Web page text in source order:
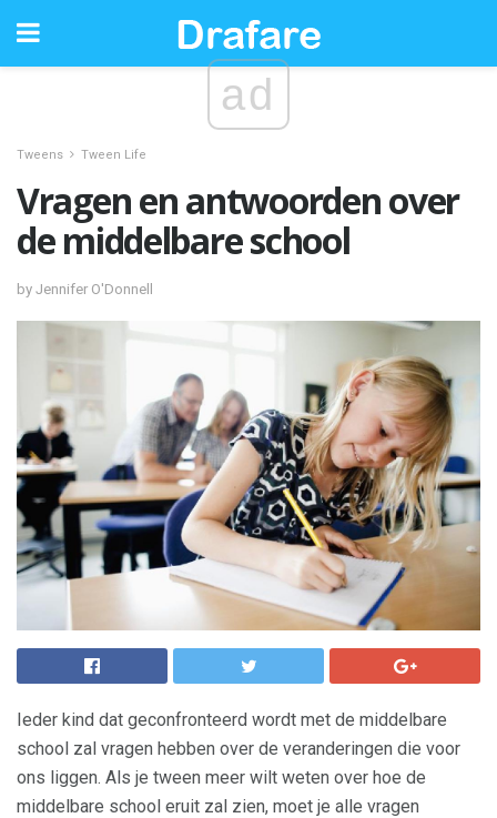
ad
Tweens Tween Life
Vragen en antwoorden over
de middelbare school
by Jennifer O'Donnell
Ieder kind dat geconfronteerd wordt met de middelbare
school zal vragen hebben over de veranderingen die voor
ons liggen. Als je tween meer wilt weten over hoe de
middelbare school eruit zal zien, moet je alle vragen